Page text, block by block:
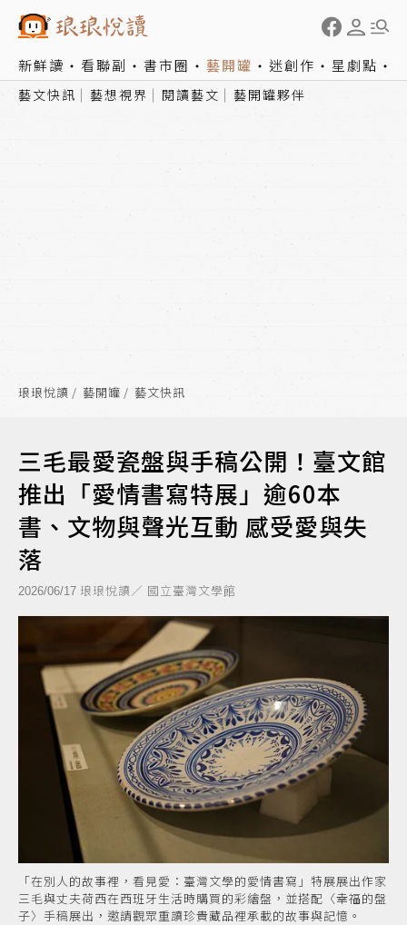
新鮮讀 看聯副 書市圈 藝開罐 迷創作 星劇點
藝文快訊 藝想視界 閱讀藝文 藝開罐夥伴
琅琅悅讀 藝開罐 藝文快訊
三毛最愛瓷盤與手稿公開！臺文館
推出「愛情書寫特展」逾60本
書、文物與聲光互動 感受愛與失
落
2026/06/17 琅琅悅讀／ 國立臺灣文學館
「在別人的故事裡，看見愛：臺灣文學的愛情書寫」特展展出作家
三毛與丈夫荷西在西班牙生活時購買的彩繪盤，並搭配〈幸福的盤
子〉手稿展出，邀請觀眾重讀珍貴藏品裡承載的故事與記憶。